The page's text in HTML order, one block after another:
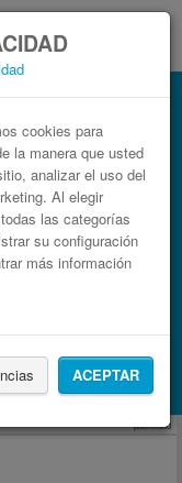
cookies para
la manera que usted
analizar el uso del
Al elegir
las categorías
su configuración
más información
ACEPTAR
3 pasos
Booking.com
publicidad